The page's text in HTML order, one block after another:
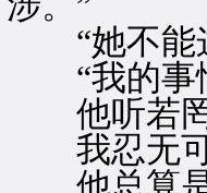
“她不能这
“我的事情
他听若罔
我忍无可